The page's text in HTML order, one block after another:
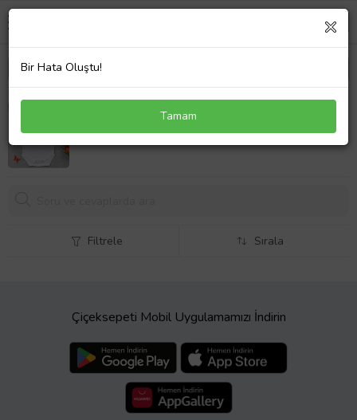
BK Kids İsimli Mommy Needs Her Coffee Tasarımlı
Bebek Body Zıbın - Model 1
439,00 TL
Filtrele Sırala
Çiçeksepeti Mobil Uygulamamızı İndirin
Bir Hata Oluştu!
Tamam